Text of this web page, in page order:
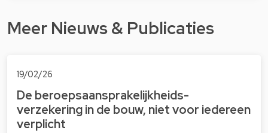
Meer Nieuws & Publicaties
19/02/26
De beroepsaansprakelijkheids-
verzekering in de bouw, niet voor iedereen
verplicht